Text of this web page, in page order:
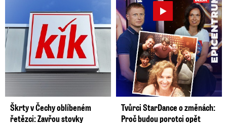
Škrty v Čechy oblíbeném
řetězci: Zavřou stovky
Tvůrci StarDance o změnách:
Proč budou porotci opět